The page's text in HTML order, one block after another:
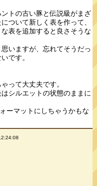
トの古い豚と伝説級がまざ
ついて新しく表を作って、
表を追加すると良さそうな
いますが、忘れてそうだっ
です。
って大丈夫です。
シルエットの状態のままに
ーマットにしちゃうかもな